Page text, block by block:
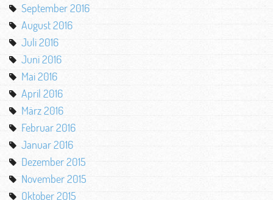
September 2016
August 2016
Juli 2016
Juni 2016
Mai 2016
April 2016
März 2016
Februar 2016
Januar 2016
Dezember 2015
November 2015
Oktober 2015